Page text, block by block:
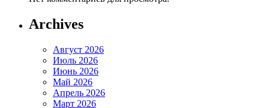
Archives
Август 2026
Июль 2026
Июнь 2026
Май 2026
Апрель 2026
Март 2026